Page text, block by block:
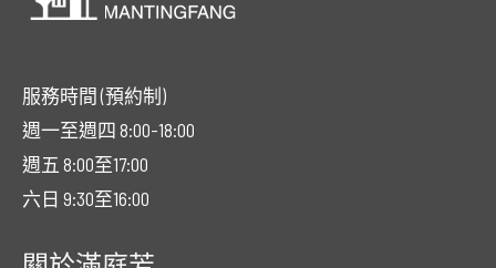
服務時間 (預約制)
週一至週四 8:00-18:00
週五 8:00至17:00
六日 9:30至16:00